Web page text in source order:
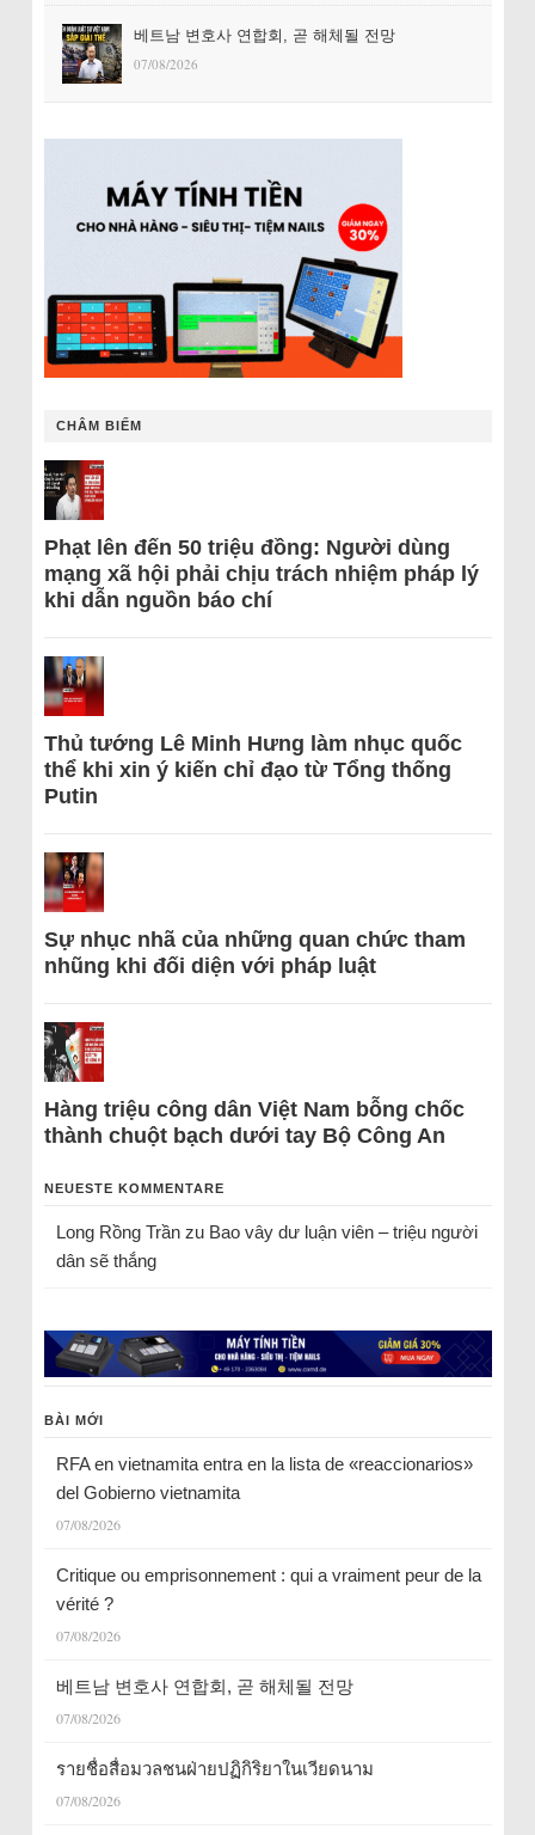
베트남 변호사 연합회, 곧 해체될 전망
07/08/2026
CHÂM BIẾM
Phạt lên đến 50 triệu đồng: Người dùng
mạng xã hội phải chịu trách nhiệm pháp lý
khi dẫn nguồn báo chí
Thủ tướng Lê Minh Hưng làm nhục quốc
thể khi xin ý kiến chỉ đạo từ Tổng thống
Putin
Sự nhục nhã của những quan chức tham
nhũng khi đối diện với pháp luật
Hàng triệu công dân Việt Nam bỗng chốc
thành chuột bạch dưới tay Bộ Công An
NEUESTE KOMMENTARE
Long Rồng Trầnzu Bao vây dư luận viên – triệu người
dân sẽ thắng
BÀI MỚI
RFA en vietnamita entra en la lista de «reaccionarios»
del Gobierno vietnamita
07/08/2026
Critique ou emprisonnement : qui a vraiment peur de la
vérité ?
07/08/2026
베트남 변호사 연합회, 곧 해체될 전망
07/08/2026
รายชื่อสื่อมวลชนฝ่ายปฏิกิริยาในเวียดนาม
07/08/2026